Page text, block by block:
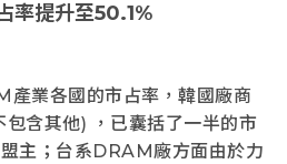
率提升至50.1%
業各國的市占率，韓國廠商
含其他) ，已囊括了一半的市
主；台系DRAM廠方面由於力